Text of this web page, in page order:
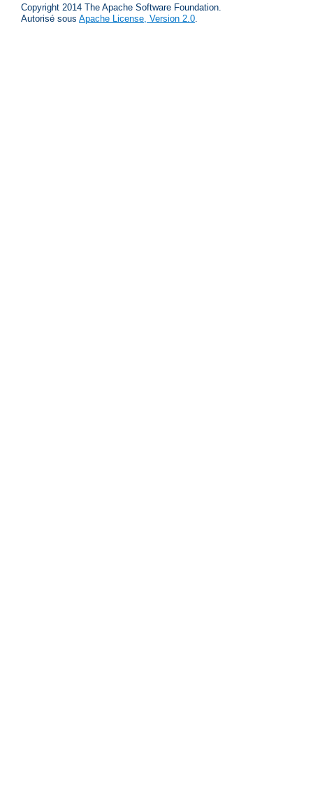
Copyright 2014 The Apache Software Foundation.
Autorisé sous Apache License, Version 2.0